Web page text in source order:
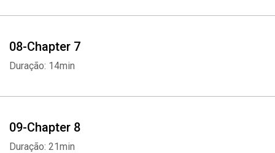
08-Chapter 7
Duração: 14min
09-Chapter 8
Duração: 21min